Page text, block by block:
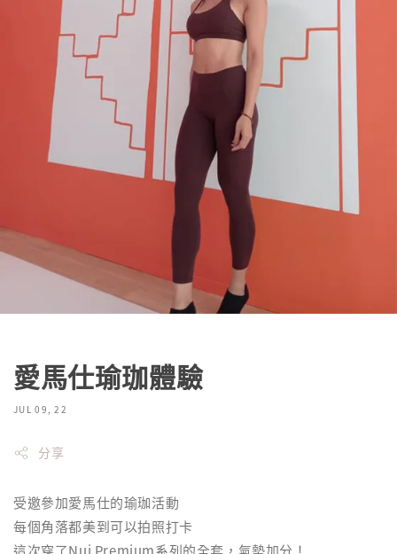
愛馬仕瑜珈體驗
JUL 09, 22
分享
受邀參加愛馬仕的瑜珈活動
每個角落都美到可以拍照打卡